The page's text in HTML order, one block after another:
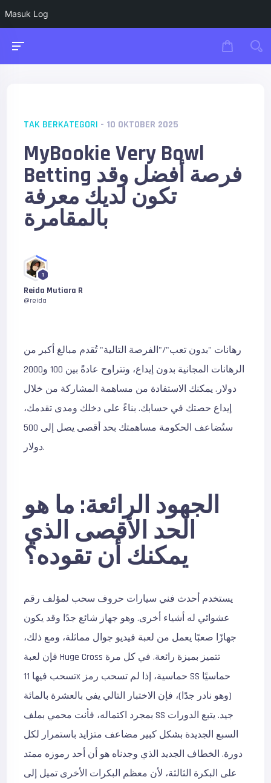
Masuk Log
TAK BERKATEGORI - 10 OKTOBER 2025
MyBookie Very Bowl
Betting فرصة أفضل وقد
تكون لديك معرفة
بالمقامرة
1
Reida Mutiara R
@reida
رهانات "بدون تعب"/"الفرصة التالية" تُقدم مبالغ أكبر من
الرهانات المجانية بدون إيداع، وتتراوح عادةً بين 100 و2000
دولار. يمكنك الاستفادة من مساهمة المشاركة من خلال
إيداع حصتك في حسابك. بناءً على دخلك ومدى تقدمك،
ستُضاعف الحكومة مساهمتك بحد أقصى يصل إلى 500
دولار.
الجهود الرائعة: ما هو
الحد الأقصى الذي
يمكنك أن تقوده؟
يستخدم أحدث فني سيارات حروف سحب لمؤلف رقم
عشوائي له أشياء أخرى. وهو جهاز شائع جدًا وقد يكون
جهازًا صعبًا يعمل من لعبة فيديو جوال مماثلة، ومع ذلك،
فإن لعبة Huge Cross تتميز بميزة رائعة. في كل مرة
تسحب فيها 11x حماسية، إذا لم تسحب رمز SS حماسيًا
(وهو نادر جدًا)، فإن الاختبار التالي يفي بالعشرة بالمائة
بمجرد اكتماله، فأنت محمي بملف SS جيد. يتبع الدورات
السبع الجديدة بشكل كبير مضاعف متزايد باستمرار لكل
دورة. الخطاف الجديد الذي وجدناه هو أن أحد رموزه ممتد
على البكرة الثالثة، لأن معظم البكرات الأخرى تميل إلى